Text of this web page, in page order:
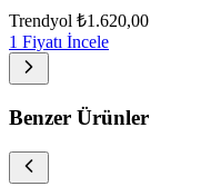
Trendyol ₺1.620,00
1 Fiyatı İncele
Benzer Ürünler